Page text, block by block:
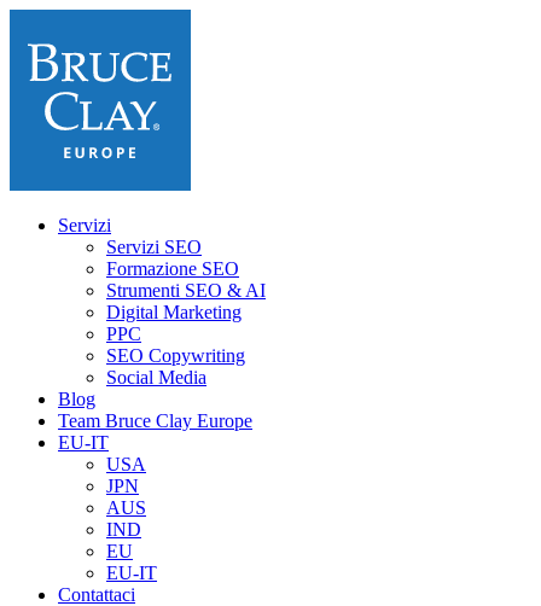
Servizi
Servizi SEO
Formazione SEO
Strumenti SEO & AI
Digital Marketing
PPC
SEO Copywriting
Social Media
Blog
Team Bruce Clay Europe
EU-IT
USA
JPN
AUS
IND
EU
EU-IT
Contattaci